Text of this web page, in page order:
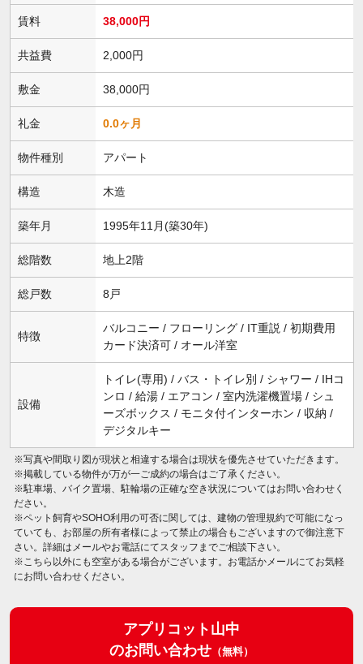
賃料 38,000円
共益費 2,000円
敷金 38,000円
礼金 0.0ヶ月
物件種別 アパート
構造 木造
築年月 1995年11月(築30年)
総階数 地上2階
総戸数 8戸
特徴
バルコニー / フローリング / IT重説 / 初期費用
カード決済可 / オール洋室
設備
トイレ(専用) / バス・トイレ別 / シャワー / IHコ
ンロ / 給湯 / エアコン / 室内洗濯機置場 / シュ
ーズボックス / モニタ付インターホン / 収納 /
デジタルキー
※写真や間取り図が現状と相違する場合は現状を優先させていただきます。
※掲載している物件が万が一ご成約の場合はご了承ください。
※駐車場、バイク置場、駐輪場の正確な空き状況についてはお問い合わせく
ださい。
※ペット飼育やSOHO利用の可否に関しては、建物の管理規約で可能になっ
ていても、お部屋の所有者様によって禁止の場合もございますので御注意下
さい。詳細はメールやお電話にてスタッフまでご相談下さい。
※こちら以外にも空室がある場合がございます。お電話かメールにてお気軽
にお問い合わせください。
アプリコット山中
のお問い合わせ （無料）